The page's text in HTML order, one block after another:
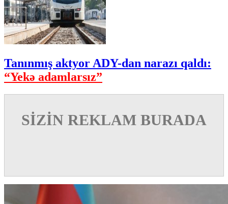
Tanınmış aktyor ADY-dan narazı qaldı:
“Yekə adamlarsız”
SİZİN REKLAM BURADA